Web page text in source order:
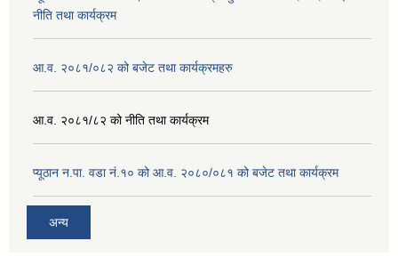
नीति तथा कार्यक्रम
आ.व. २०८१/०८२ को बजेट तथा कार्यक्रमहरु
आ.व. २०८१/८२ को नीति तथा कार्यक्रम
प्यूठान न.पा. वडा नं.१० को आ.व. २०८०/०८१ को बजेट तथा कार्यक्रम
अन्य